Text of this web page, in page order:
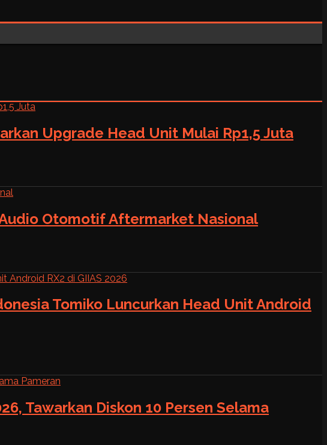
Upgrade Head Unit Mulai Rp1,5 Juta
Audio Otomotif Aftermarket Nasional
Tomiko Luncurkan Head Unit Android
Tawarkan Diskon 10 Persen Selama